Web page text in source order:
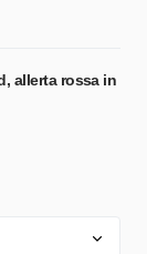
allerta rossa in